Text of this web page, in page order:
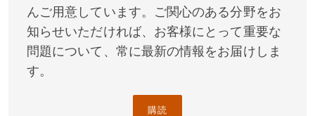
んご用意しています。ご関心のある分野をお
知らせいただければ、お客様にとって重要な
問題について、常に最新の情報をお届けしま
す。
購読